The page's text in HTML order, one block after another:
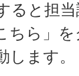
ると担
ちら」
ます。